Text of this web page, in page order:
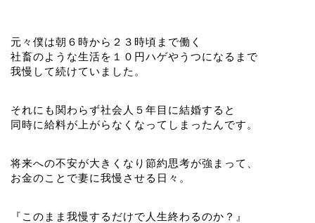
元々僕は朝６時から２３時頃まで働く
社畜のような生活を１０円ハゲやうつになるまで
我慢して続けていました。
それにも関わらず社会人５年目に結婚すると
同時に給料が上がらなくなってしまったんです。
将来への不安が大きくなり節約思考が強まって、
お金のことで妻に我慢させる日々。
『このまま我慢するだけで人生終わるのか？』